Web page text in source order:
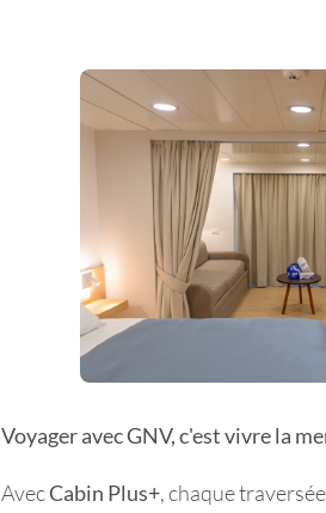
Voyager avec GNV, c'est vivre la
AvecCabin Plus+, chaque